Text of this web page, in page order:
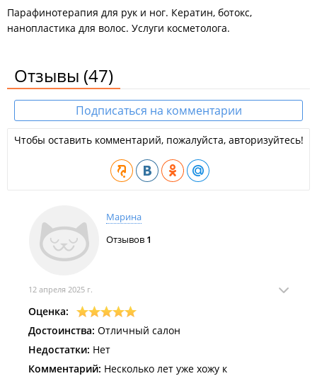
Парафинотерапия для рук и ног. Кератин, ботокс,
нанопластика для волос. Услуги косметолога.
Отзывы (47)
Подписаться на комментарии
Чтобы оставить комментарий, пожалуйста, авторизуйтесь!
Марина
Отзывов 1
12 апреля 2025 г.
Оценка:
Достоинства: Отличный салон
Недостатки: Нет
Комментарий: Несколько лет уже хожу к